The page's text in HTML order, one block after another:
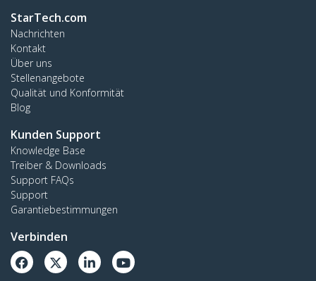
StarTech.com
Nachrichten
Kontakt
Über uns
Stellenangebote
Qualität und Konformität
Blog
Kunden Support
Knowledge Base
Treiber & Downloads
Support FAQs
Support
Garantiebestimmungen
Verbinden